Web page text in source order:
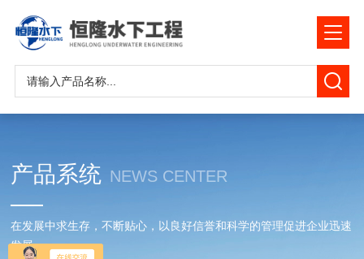
产品系统 NEWS CENTER
在发展中求生存，不断贴心，以良好信誉和科学的管理促进企业迅速
发展